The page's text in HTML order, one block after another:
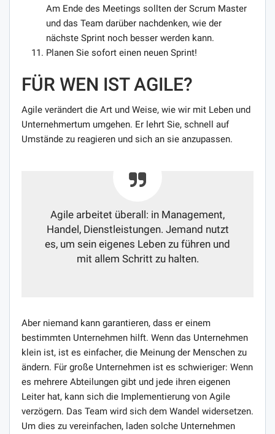
Am Ende des Meetings sollten der Scrum Master
und das Team darüber nachdenken, wie der
nächste Sprint noch besser werden kann.
Planen Sie sofort einen neuen Sprint!
FÜR WEN IST AGILE?
Agile verändert die Art und Weise, wie wir mit Leben und
Unternehmertum umgehen. Er lehrt Sie, schnell auf
Umstände zu reagieren und sich an sie anzupassen.
Agile arbeitet überall: in Management,
Handel, Dienstleistungen. Jemand nutzt
es, um sein eigenes Leben zu führen und
mit allem Schritt zu halten.
Aber niemand kann garantieren, dass er einem
bestimmten Unternehmen hilft. Wenn das Unternehmen
klein ist, ist es einfacher, die Meinung der Menschen zu
ändern. Für große Unternehmen ist es schwieriger: Wenn
es mehrere Abteilungen gibt und jede ihren eigenen
Leiter hat, kann sich die Implementierung von Agile
verzögern. Das Team wird sich dem Wandel widersetzen.
Um dies zu vereinfachen, laden solche Unternehmen